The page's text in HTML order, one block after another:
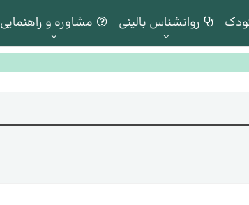
روانشناس بالینی مشاوره و راهنمایی